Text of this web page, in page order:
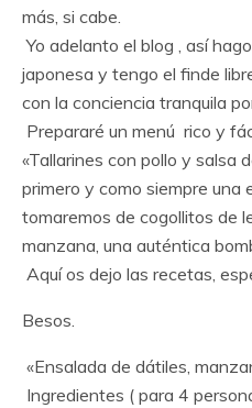
más, si cabe.
Yo adelanto el blog , así
japonesa y tengo el finde
con la conciencia tranquila
Prepararé un menú rico y
«Tallarines con pollo y salsa
primero y como siempre una
tomaremos de cogollitos de
manzana, una auténtica
Aquí os dejo las recetas,
Besos.
«Ensalada de dátiles,
Ingredientes ( para 4